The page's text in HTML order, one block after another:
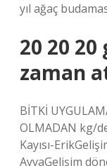
yıl ağaç
20 20
zaman
BİTKİ
OLMADAN kg/
Kayısı-
AyvaGelişim